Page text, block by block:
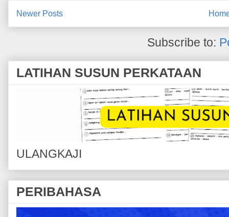
Newer Posts
Subscribe to:
LATIHAN SUSUN PERKATAAN
ULANGKAJI
PERIBAHASA